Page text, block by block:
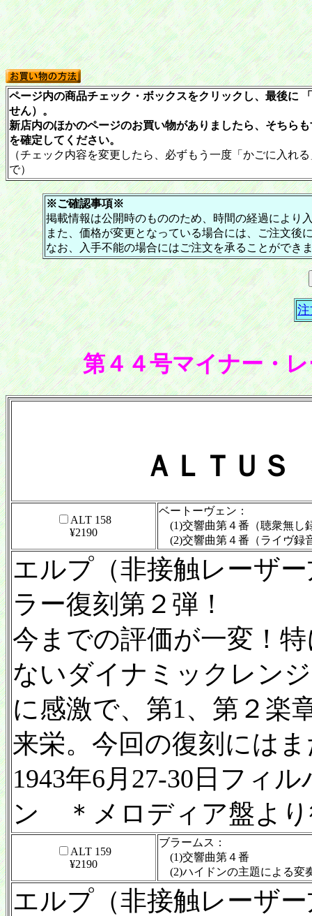
ページ内の商品チェック・ボックスをクリックし、最後に
せん）。
新店内のほかのページのお買い物がありましたら、そちら
を確定してください。
（チェック内容を変更したら、必ずもう一度「かごに入れ
で）
※ご確認事項※
掲載情報は公開時のもののため、時間の経過により
また、価格が変更となっている場合には、ご注文後
なお、入手不能の場合にはご注文を承ることができ
第４４号マイナー・
ＡＬＴＵＳ
ALT 158
¥2190
ベートーヴェン：
(1)交響曲第４番（聴衆無し
(2)交響曲第４番（ライヴ録
エルプ（非接触レーザ
ラー復刻第２弾！
今までの評価が一変！
ないダイナミックレン
に感激で、第1、第２楽
来栄。今回の復刻には
1943年6月27-30日フィ
ン ＊メロディア盤よ
ALT 159
¥2190
ブラームス：
(1)交響曲第４番
(2)ハイドンの主題による変
エルプ（非接触レーザ